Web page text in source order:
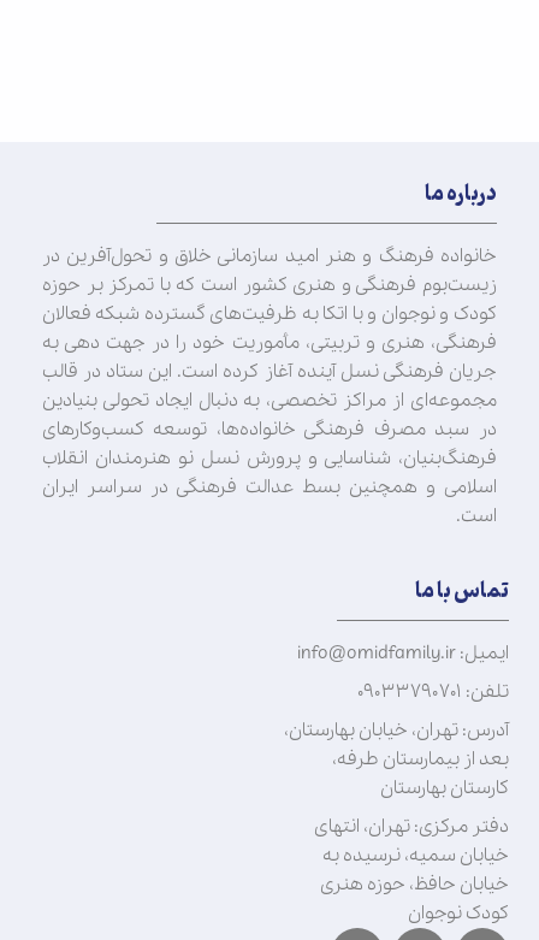
درباره ما
خانواده فرهنگ و هنر امید سازمانی خلاق و تحول‌آفرین در
زیست‌بوم فرهنگی و هنری کشور است که با تمرکز بر حوزه
کودک و نوجوان و با اتکا به ظرفیت‌های گسترده شبکه فعالان
فرهنگی، هنری و تربیتی، مأموریت خود را در جهت‌ دهی به
جریان فرهنگی نسل آینده آغاز کرده است. این ستاد در قالب
مجموعه‌ای از مراکز تخصصی، به دنبال ایجاد تحولی بنیادین
در سبد مصرف فرهنگی خانواده‌ها، توسعه کسب‌وکارهای
فرهنگ‌بنیان، شناسایی و پرورش نسل نو هنرمندان انقلاب
اسلامی و همچنین بسط عدالت فرهنگی در سراسر ایران
است.
تماس با ما
ایمیل: info@omidfamily.ir
تلفن: ۰۹۰۳۳۷۹۰۷۰۱
آدرس: تهران، خیابان بهارستان،
بعد از بیمارستان طرفه،
کارستان بهارستان
دفتر مرکزی: تهران، انتهای
خیابان سمیه، نرسیده به
خیابان حافظ، حوزه هنری
کودک نوجوان